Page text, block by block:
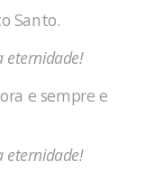
Santo.
eternidade!
e sempre e
eternidade!